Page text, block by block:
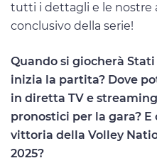
tutti i dettagli e le nostre
conclusivo della serie!
Quando si giocherà
inizia la partita? Dove
in diretta TV e
pronostici per la gara?
vittoria della Volley
2025?